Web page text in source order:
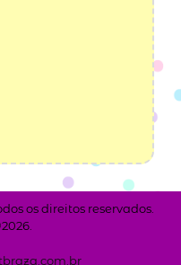
os direitos reservados.